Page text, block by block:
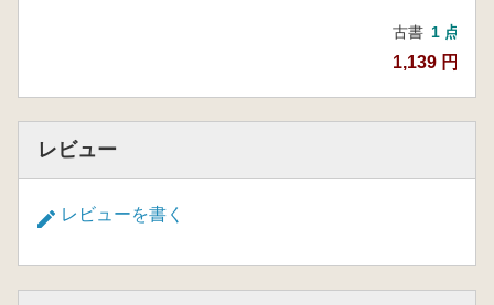
古書 1 点
1,139 円
レビュー
レビューを書く